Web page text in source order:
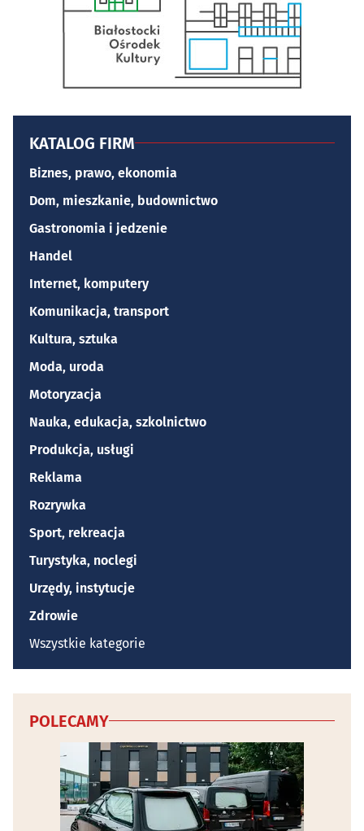
KATALOG FIRM
Biznes, prawo, ekonomia
Dom, mieszkanie, budownictwo
Gastronomia i jedzenie
Handel
Internet, komputery
Komunikacja, transport
Kultura, sztuka
Moda, uroda
Motoryzacja
Nauka, edukacja, szkolnictwo
Produkcja, usługi
Reklama
Rozrywka
Sport, rekreacja
Turystyka, noclegi
Urzędy, instytucje
Zdrowie
Wszystkie kategorie
POLECAMY